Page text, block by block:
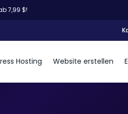
7,99 $!
Hosting Website erstellen